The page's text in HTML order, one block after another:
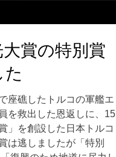
賞の特別賞
た
座礁したトルコの軍艦エ
を救出した恩返しに、15
」を創設した日本トルコ
は逃しましたが「特別